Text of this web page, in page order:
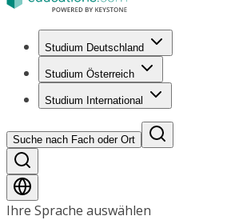
Studium Deutschland
Studium Österreich
Studium International
Suche nach Fach oder Ort
Ihre Sprache auswählen